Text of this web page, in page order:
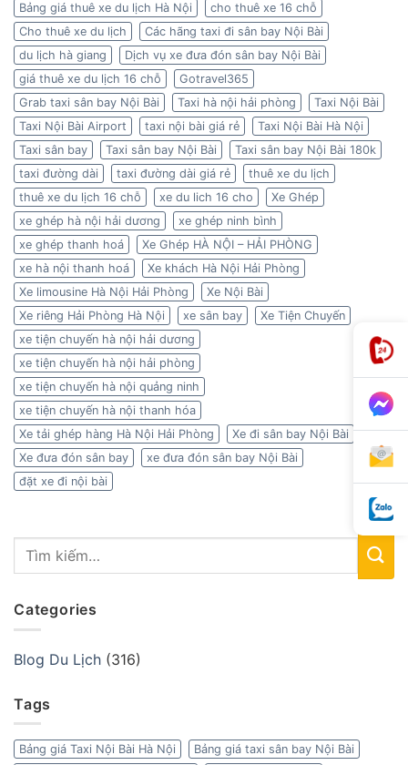
Bảng giá thuê xe du lịch Hà Nội
cho thuê xe 16 chỗ
Cho thuê xe du lịch
Các hãng taxi đi sân bay Nội Bài
du lịch hà giang
Dịch vụ xe đưa đón sân bay Nội Bài
giá thuê xe du lịch 16 chỗ
Gotravel365
Grab taxi sân bay Nội Bài
Taxi hà nội hải phòng
Taxi Nội Bài
Taxi Nội Bài Airport
taxi nội bài giá rẻ
Taxi Nội Bài Hà Nội
Taxi sân bay
Taxi sân bay Nội Bài
Taxi sân bay Nội Bài 180k
taxi đường dài
taxi đường dài giá rẻ
thuê xe du lịch
thuê xe du lịch 16 chỗ
xe du lich 16 cho
Xe Ghép
xe ghép hà nội hải dương
xe ghép ninh bình
xe ghép thanh hoá
Xe Ghép HÀ NỘI – HẢI PHÒNG
xe hà nội thanh hoá
Xe khách Hà Nội Hải Phòng
Xe limousine Hà Nội Hải Phòng
Xe Nội Bài
Xe riêng Hải Phòng Hà Nội
xe sân bay
Xe Tiện Chuyến
xe tiện chuyến hà nội hải dương
xe tiện chuyến hà nội hải phòng
xe tiện chuyến hà nội quảng ninh
xe tiện chuyến hà nội thanh hóa
Xe tải ghép hàng Hà Nội Hải Phòng
Xe đi sân bay Nội Bài
Xe đưa đón sân bay
xe đưa đón sân bay Nội Bài
đặt xe đi nội bài
Categories
Blog Du Lịch (316)
Tags
Bảng giá Taxi Nội Bài Hà Nội
Bảng giá taxi sân bay Nội Bài